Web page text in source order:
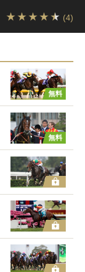
(4)
無料
無料